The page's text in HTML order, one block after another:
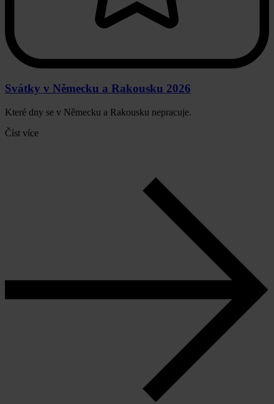
Svátky v Německu a Rakousku 2026
Které dny se v Německu a Rakousku nepracuje.
Číst více